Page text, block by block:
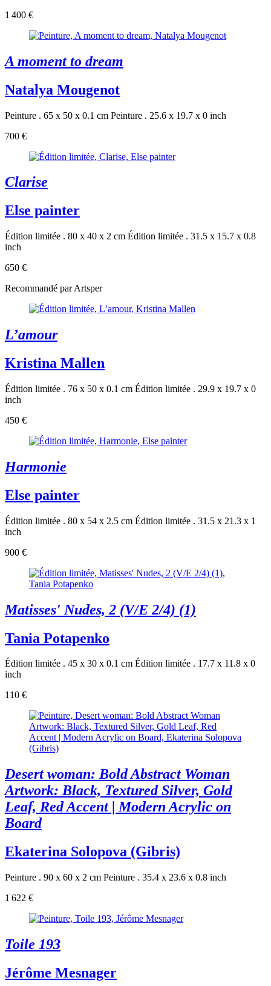
1 400 €
A moment to dream
Natalya Mougenot
Peinture . 65 x 50 x 0.1 cm Peinture . 25.6 x 19.7 x 0 inch
700 €
Clarise
Else painter
Édition limitée . 80 x 40 x 2 cm Édition limitée . 31.5 x 15.7 x 0.8
inch
650 €
Recommandé par Artsper
L’amour
Kristina Mallen
Édition limitée . 76 x 50 x 0.1 cm Édition limitée . 29.9 x 19.7 x 0
inch
450 €
Harmonie
Else painter
Édition limitée . 80 x 54 x 2.5 cm Édition limitée . 31.5 x 21.3 x 1
inch
900 €
Matisses' Nudes, 2 (V/E 2/4) (1)
Tania Potapenko
Édition limitée . 45 x 30 x 0.1 cm Édition limitée . 17.7 x 11.8 x 0
inch
110 €
Desert woman: Bold Abstract Woman
Artwork: Black, Textured Silver, Gold
Leaf, Red Accent | Modern Acrylic on
Board
Ekaterina Solopova (Gibris)
Peinture . 90 x 60 x 2 cm Peinture . 35.4 x 23.6 x 0.8 inch
1 622 €
Toile 193
Jérôme Mesnager